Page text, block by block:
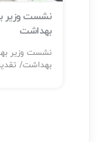
نشست وزیر
بهداشت
نشست وزیر
بهداشت/